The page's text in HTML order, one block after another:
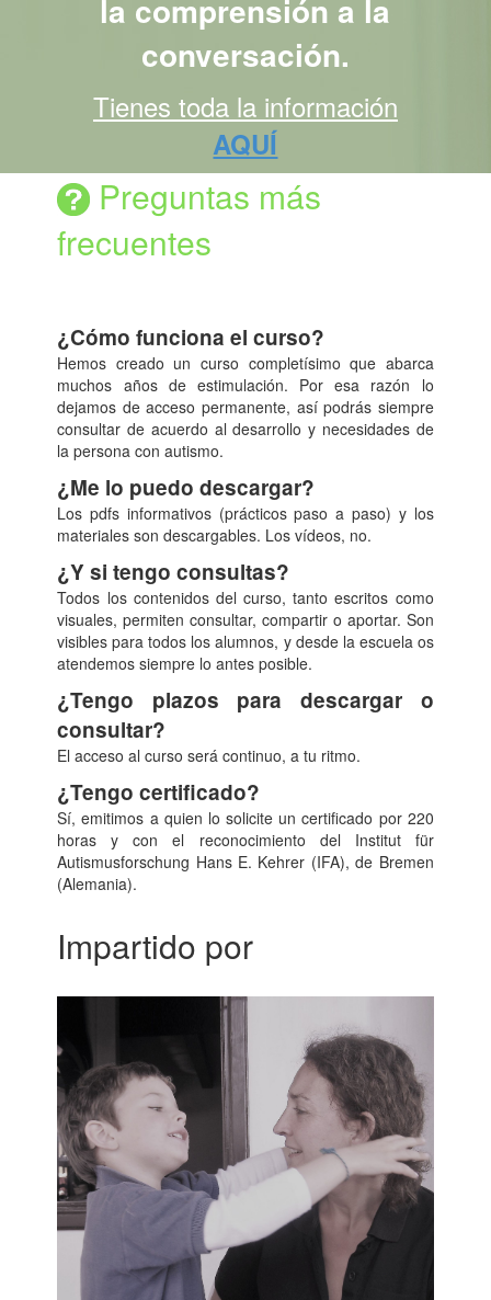
la comprensión a la
conversación.
Tienes toda la información
AQUÍ
Preguntas más
frecuentes
¿Cómo funciona el curso?
Hemos creado un curso completísimo que abarca
muchos años de estimulación. Por esa razón lo
dejamos de acceso permanente, así podrás siempre
consultar de acuerdo al desarrollo y necesidades de
la persona con autismo.
¿Me lo puedo descargar?
Los pdfs informativos (prácticos paso a paso) y los
materiales son descargables. Los vídeos, no.
¿Y si tengo consultas?
Todos los contenidos del curso, tanto escritos como
visuales, permiten consultar, compartir o aportar. Son
visibles para todos los alumnos, y desde la escuela os
atendemos siempre lo antes posible.
¿Tengo plazos para descargar o
consultar?
El acceso al curso será continuo, a tu ritmo.
¿Tengo certificado?
Sí, emitimos a quien lo solicite un certificado por 220
horas y con el reconocimiento del Institut für
Autismusforschung Hans E. Kehrer (IFA), de Bremen
(Alemania).
Impartido por